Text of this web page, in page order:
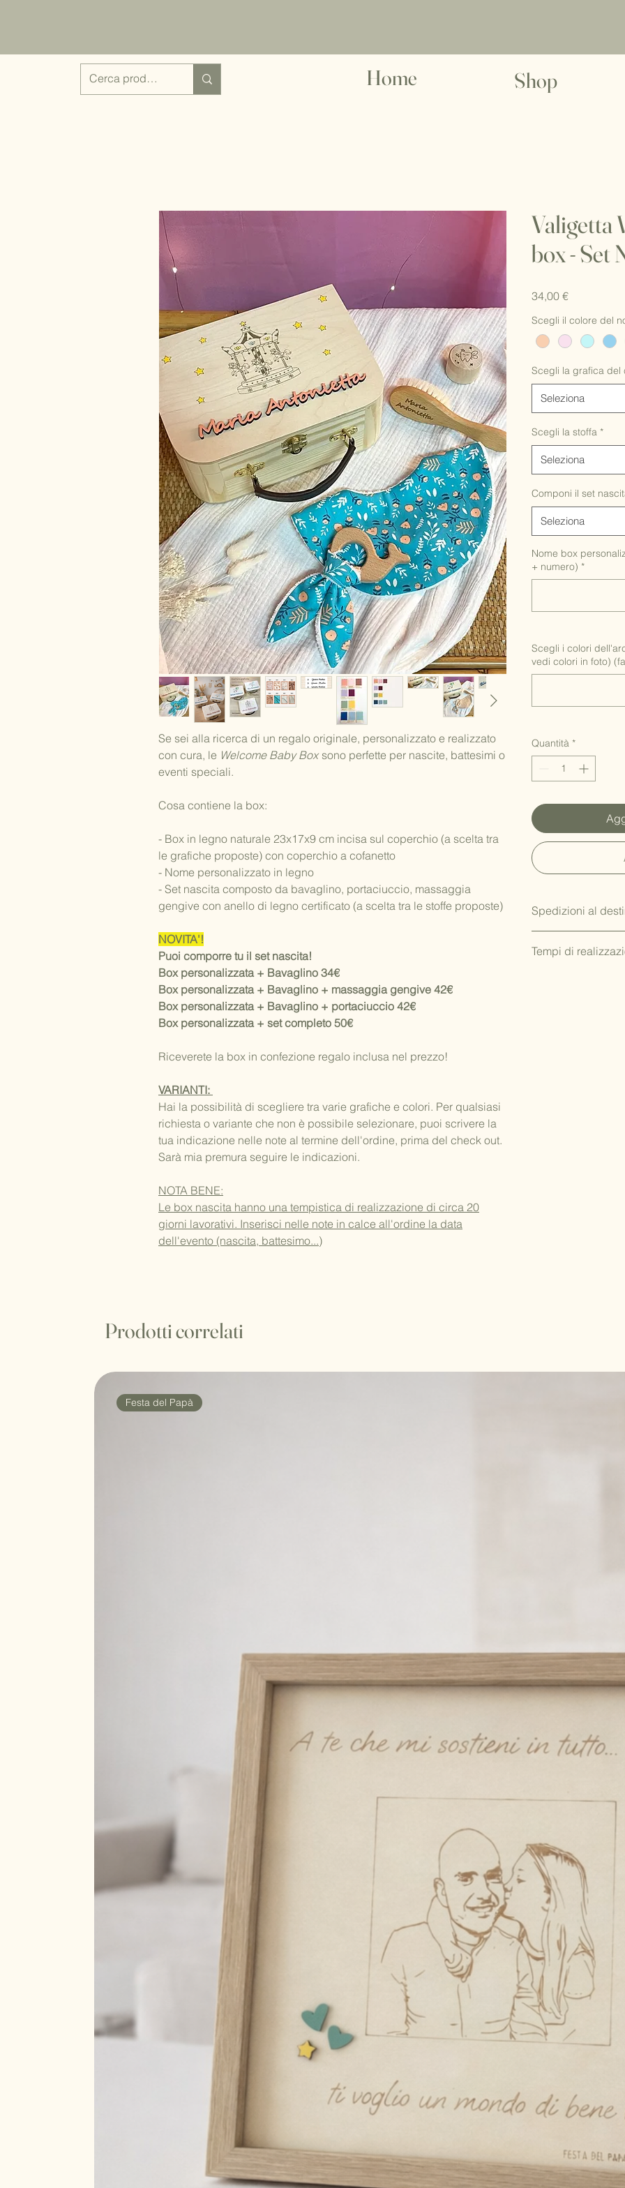
Home Shop
Se sei alla ricerca di un regalo originale, personalizzato e realizzato
con cura, le Welcome Baby Box sono perfette per nascite, battesimi o
eventi speciali.
Cosa contiene la box:
- Box in legno naturale 23x17x9 cm incisa sul coperchio (a scelta tra
le grafiche proposte) con coperchio a cofanetto
- Nome personalizzato in legno
- Set nascita composto da bavaglino, portaciuccio, massaggia
gengive con anello di legno certificato (a scelta tra le stoffe proposte)
NOVITA'!
Puoi comporre tu il set nascita!
Box personalizzata + Bavaglino 34€
Box personalizzata + Bavaglino + massaggia gengive 42€
Box personalizzata + Bavaglino + portaciuccio 42€
Box personalizzata + set completo 50€
Riceverete la box in confezione regalo inclusa nel prezzo!
VARIANTI:
Hai la possibilità di scegliere tra varie grafiche e colori. Per qualsiasi
richiesta o variante che non è possibile selezionare, puoi scrivere la
tua indicazione nelle note al termine dell'ordine, prima del check out.
Sarà mia premura seguire le indicazioni.
NOTA BENE:
Le box nascita hanno una tempistica di realizzazione di circa 20
giorni lavorativi. Inserisci nelle note in calce all'ordine la data
dell'evento (nascita, battesimo...)
Valigetta
box - Set
34,00 €Prezzo
Scegli il colore del
Scegli la grafica del
Seleziona
Scegli la stoffa *
Seleziona
Componi il set
Seleziona
Nome box
+ numero) *
Scegli i colori
vedi colori in foto)
Quantità *
Spedizioni al
destinatarioti
Tempi di
Prodotti correlati
Festa del Papà